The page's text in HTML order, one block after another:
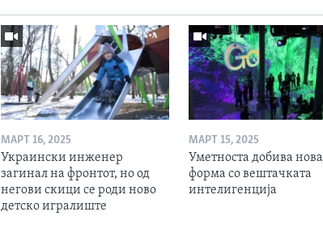
МАРТ 16, 2025
Украински инженер
загинал на фронтот, но од
негови скици се роди ново
детско игралиште
МАРТ 15, 2025
Уметноста добива нова
форма со вештачката
интелигенција